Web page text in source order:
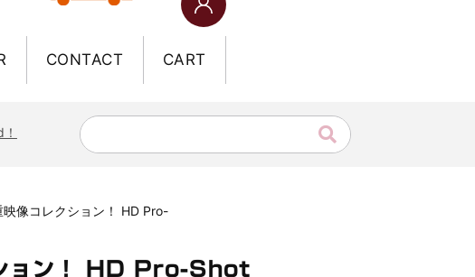
CONTACT CART
収録！
像コレクション！ HD Pro-
ョン！ HD Pro-Shot